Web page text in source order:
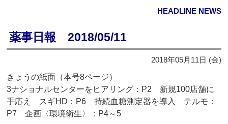
HEADLINE NEWS
薬事日報 2018/05/11
2018年05月11日 (金)
きょうの紙面（本号8ページ）
3ナショナルセンターをヒアリング：P2 新規100店舗に
手応え スギHD：P6 持続血糖測定器を導入 テルモ：
P7 企画〈環境衛生〉：P4～5